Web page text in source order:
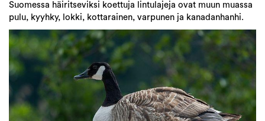
Suomessa häiritseviksi koettuja lintulajeja ovat muun muassa
pulu, kyyhky, lokki, kottarainen, varpunen ja kanadanhanhi.